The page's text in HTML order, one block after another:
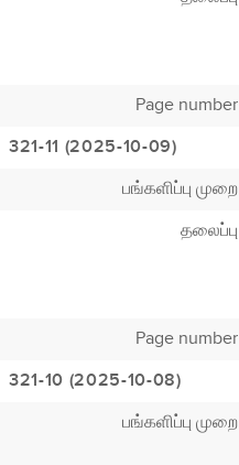
Page number
321-11 (2025-10-09)
பங்களிப்பு முறை
தலைப்பு
Page number
321-10 (2025-10-08)
பங்களிப்பு முறை